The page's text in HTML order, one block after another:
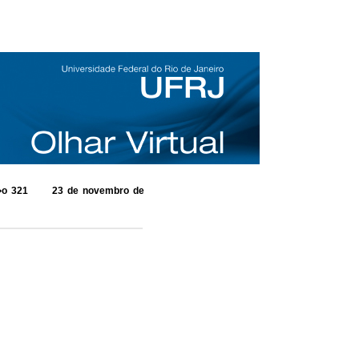
321 23 de novembro de